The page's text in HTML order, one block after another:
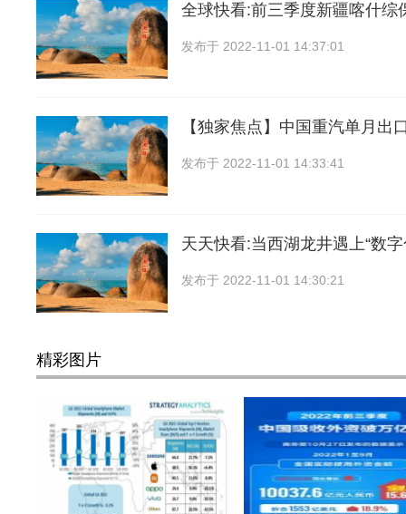
全球快看:前三季度新疆喀什综
发布于 2022-11-01 14:37:01
【独家焦点】中国重汽单月出
发布于 2022-11-01 14:33:41
天天快看:当西湖龙井遇上“数字
发布于 2022-11-01 14:30:21
精彩图片